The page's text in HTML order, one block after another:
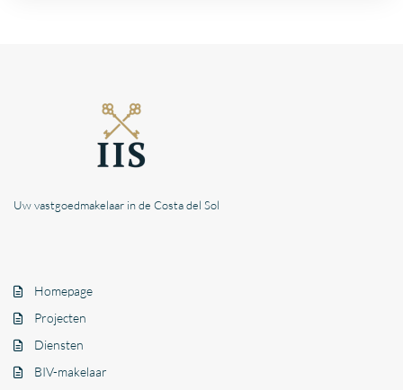
Uw vastgoedmakelaar in de Costa del Sol
Homepage
Projecten
Diensten
BIV-makelaar